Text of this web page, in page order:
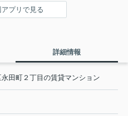
プリで見る
詳細情報
田町２丁目の賃貸マンション